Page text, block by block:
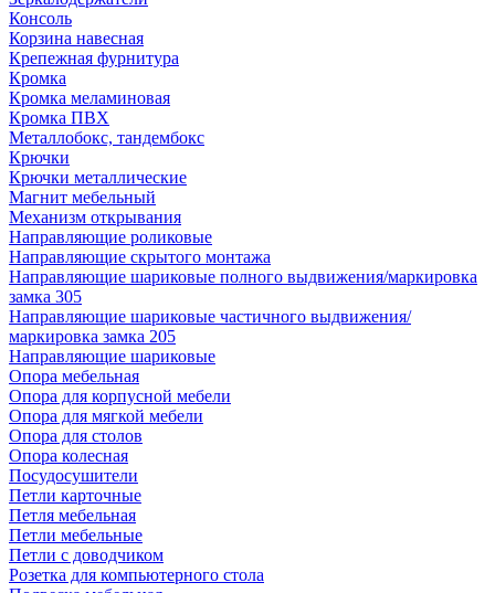
Консоль
Корзина навесная
Крепежная фурнитура
Кромка
Кромка меламиновая
Кромка ПВХ
Металлобокс, тандембокс
Крючки
Крючки металлические
Магнит мебельный
Механизм открывания
Направляющие роликовые
Направляющие скрытого монтажа
Направляющие шариковые полного выдвижения/маркировка
замка 305
Направляющие шариковые частичного выдвижения/
маркировка замка 205
Направляющие шариковые
Опора мебельная
Опора для корпусной мебели
Опора для мягкой мебели
Опора для столов
Опора колесная
Посудосушители
Петли карточные
Петля мебельная
Петли мебельные
Петли с доводчиком
Розетка для компьютерного стола